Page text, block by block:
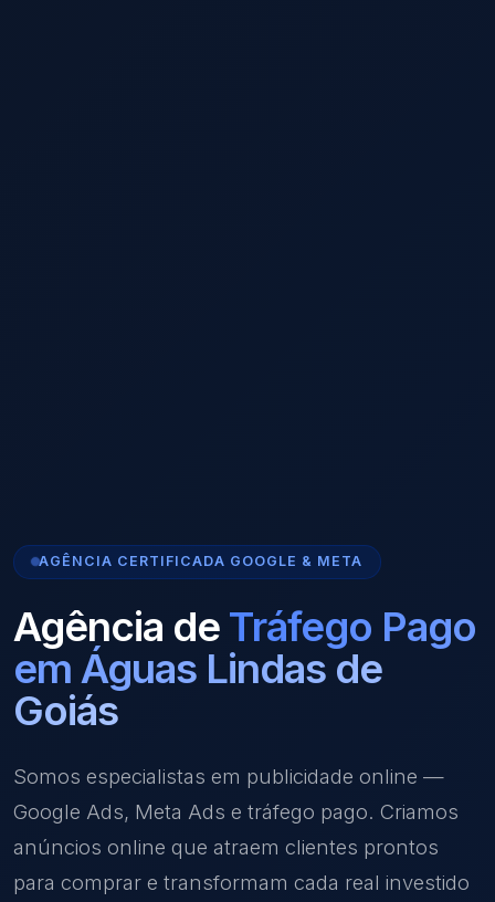
AGÊNCIA CERTIFICADA GOOGLE & META
Agência de Tráfego Pago
em Águas Lindas de
Goiás
Somos especialistas em publicidade online —
Google Ads, Meta Ads e tráfego pago. Criamos
anúncios online que atraem clientes prontos
para comprar e transformam cada real investido